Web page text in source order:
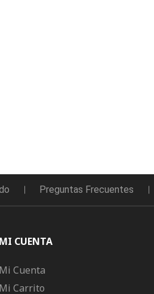
Preguntas Frecuentes
MI CUENTA
Mi Cuenta
Mi Carrito